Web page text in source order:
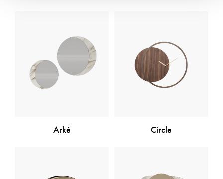
Arké Circle